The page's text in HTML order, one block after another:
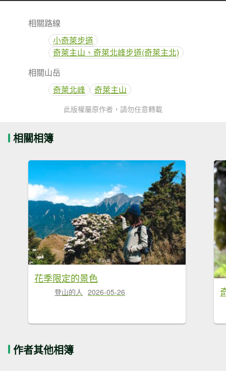
相關路線
小奇萊步道
奇萊主山、奇萊北峰步道(奇萊主北)
相關山岳
奇萊北峰
奇萊主山
此版權屬原作者，請勿任意轉載
相關相簿
花季限定的景色
登山的人 2026-05-26
作者其他相簿